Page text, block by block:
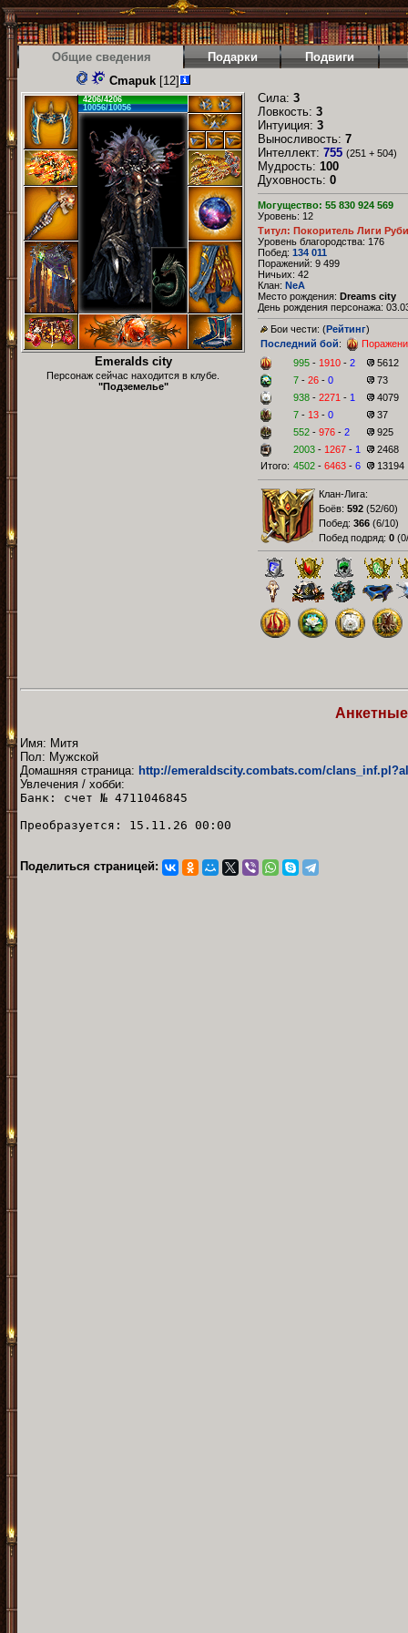
Общие сведения Подарки Подвиги
Cmapuk[12]
4206/4206
10056/10056
Emeralds city
Персонаж сейчас находится в клубе.
"Подземелье"
Сила: 3
Ловкость: 3
Интуиция: 3
Выносливость: 7
Интеллект: 755 (251 + 504)
Мудрость: 100
Духовность: 0
Могущество: 55 830 924 569
Уровень: 12
Титул: Покоритель Лиги
Уровень благородства: 176
Побед: 134 011
Поражений: 9 499
Ничьих: 42
Клан: NeA
Место рождения: Dreams city
День рождения персонажа:
Бои чести: (Рейтинг)
Последний бой:
995 - 1910 - 2
5612
7 - 26 - 0
73
938 - 2271 - 1
4079
7 - 13 - 0
37
552 - 976 - 2
925
2003 - 1267 - 1
2468
Итого: 4502 - 6463 - 6 13194
Клан-Лига:
Боёв: 592 (52/60)
Побед: 366 (6/10)
Побед подряд: 0 (
Имя: Митя
Пол: Мужской
Домашняя страница: http://emeraldscity.combats.com/
Увлечения / хобби:
Банк: счет № 4711046845
Преобразуется: 15.11.26 00:00
Поделиться страницей: